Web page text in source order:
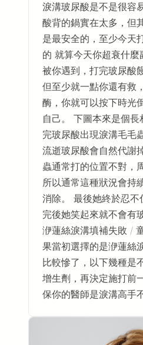
淚溝玻尿酸是不是很容
酸背的鍋實在太多，但
是最安全的，至少今天
的 就算今天你超衰什
被你遇到，打完玻尿酸
但至少就一點你還有救
酶，你就可以按下時光
自己。 下圖本來是個
完玻尿酸出現淚溝毛毛
流逝玻尿酸會自然代謝
蟲通常打的位置不對，
所以通常這種狀況會持
消除。 最後她終於忍不
完後她笑起來就不會有
洢蓮絲淚溝填補失敗 /
果當初選擇的是洢蓮絲
比較慘了，以下幾種是
增生劑，再決定施打前
保你的醫師是淚溝高手